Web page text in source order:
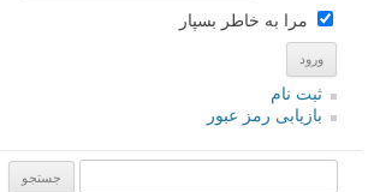
مرا به خاطر بسپار
ثبت نام
بازیابی رمز عبور